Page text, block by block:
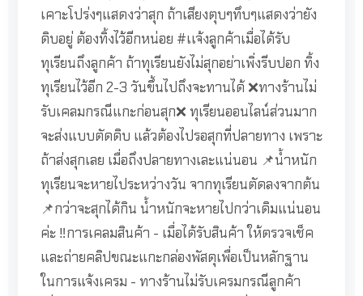
เคาะโปร่งๆแสดงว่าสุก ถ้าเสียงตุบๆทึบๆแสดงว่ายัง
ดิบอยู่ ต้องทิ้งไว้อีกหน่อย #เเจ้งลูกค้าเมื่อได้รับ
ทุเรียนถึงลูกค้า ถ้าทุเรียนยังไม่สุกอย่าเพิ่งรีบปอก ทิ้ง
ทุเรียนไว้อีก 2-3 วันขึ้นไปถึงจะทานได้ ❌ทางร้านไม่
รับเคลมกรณีแกะก่อนสุก❌ ทุเรียนออนไลน์ส่วนมาก
จะส่งแบบตัดดิบ แล้วต้องไปรอสุกที่ปลายทาง เพราะ
ถ้าส่งสุกเลย เมื่อถึงปลายทางเละแน่นอน 📌น้ำหนัก
ทุเรียนจะหายไประหว่างวัน จากทุเรียนตัดลงจากต้น
📌กว่าจะสุกได้กิน น้ำหนักจะหายไปกว่าเดิมแน่นอน
ค่ะ ‼️การเคลมสินค้า - เมื่อได้รับสินค้า ให้ตรวจเช็ค
และถ่ายคลิปขณะแกะกล่องพัสดุเพื่อเป็นหลักฐาน
ในการแจ้งเครม - ทางร้านไม่รับเครมกรณีลูกค้า